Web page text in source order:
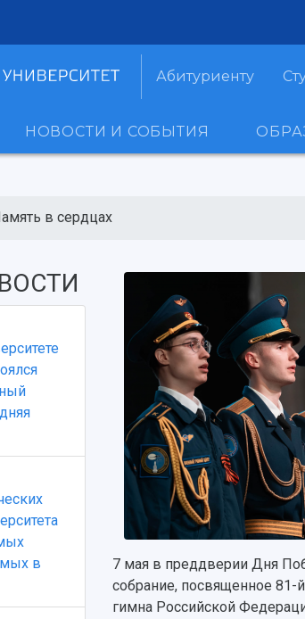
Абитуриенту
НОВОСТИ И СОБЫТИЯ
в сердцах
в
7 мая в преддверии Дня
собрание, посвященное
гимна Российской